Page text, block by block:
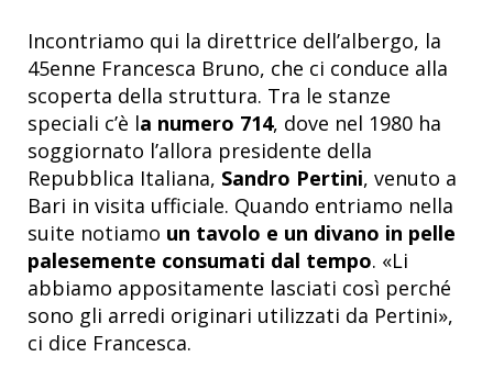
Incontriamo qui la direttrice dell’albergo, la
45enne Francesca Bruno, che ci conduce alla
scoperta della struttura. Tra le stanze
speciali c’è la numero 714, dove nel 1980 ha
soggiornato l’allora presidente della
Repubblica Italiana, Sandro Pertini, venuto a
Bari in visita ufficiale. Quando entriamo nella
suite notiamo un tavolo e un divano in pelle
palesemente consumati dal tempo. «Li
abbiamo appositamente lasciati così perché
sono gli arredi originari utilizzati da Pertini»,
ci dice Francesca.